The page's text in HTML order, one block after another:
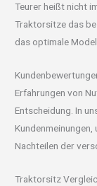
Teurer heißt nicht
Traktorsitze das
das optimale
Erfahrungen von
Entscheidung. In
Nachteilen der
Traktorsitz